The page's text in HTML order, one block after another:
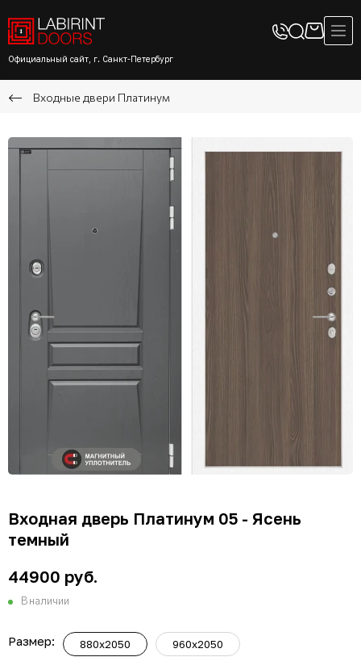
Официальный сайт, г. Санкт-Петербург
Входные двери Платинум
Входная дверь Платинум 05 - Ясень
темный
44900 руб.
В наличии
Размер: 880x2050 960x2050